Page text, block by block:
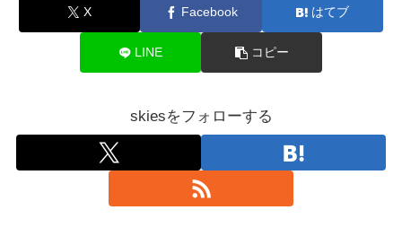
X Facebook はてブ
LINE コピー
skiesをフォローする